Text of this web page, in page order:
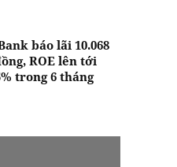
báo lãi 10.068
ROE lên tới
trong 6 tháng